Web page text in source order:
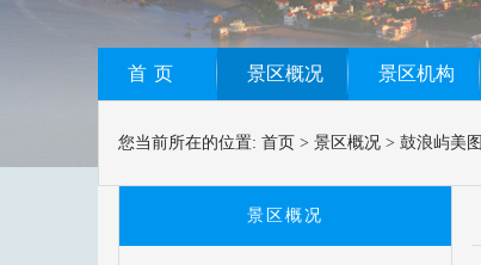
首页 景区概况 景区机构
您当前所在的位置: 首页 > 景区概况 > 鼓浪屿美图
景区概况